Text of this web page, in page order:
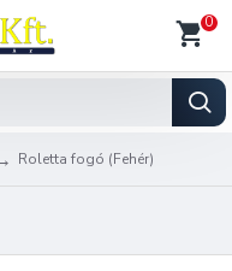
0
Roletta fogó (Fehér)